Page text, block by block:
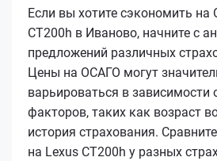
Если вы хотите сэкономить
CT200h в Иваново, начните с
предложений различных
Цены на ОСАГО могут
варьироваться в зависимости
факторов, таких как возраст
история страхования.
на Lexus CT200h у разных